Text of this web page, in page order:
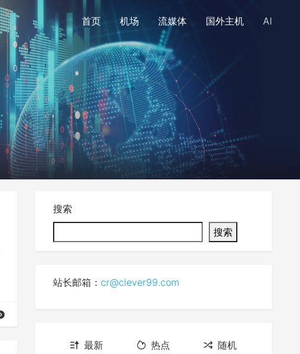
首页 机场 流媒体 国外主机 AI
搜索
搜索
站长邮箱： cr@clever99.com
最新 热点 随机